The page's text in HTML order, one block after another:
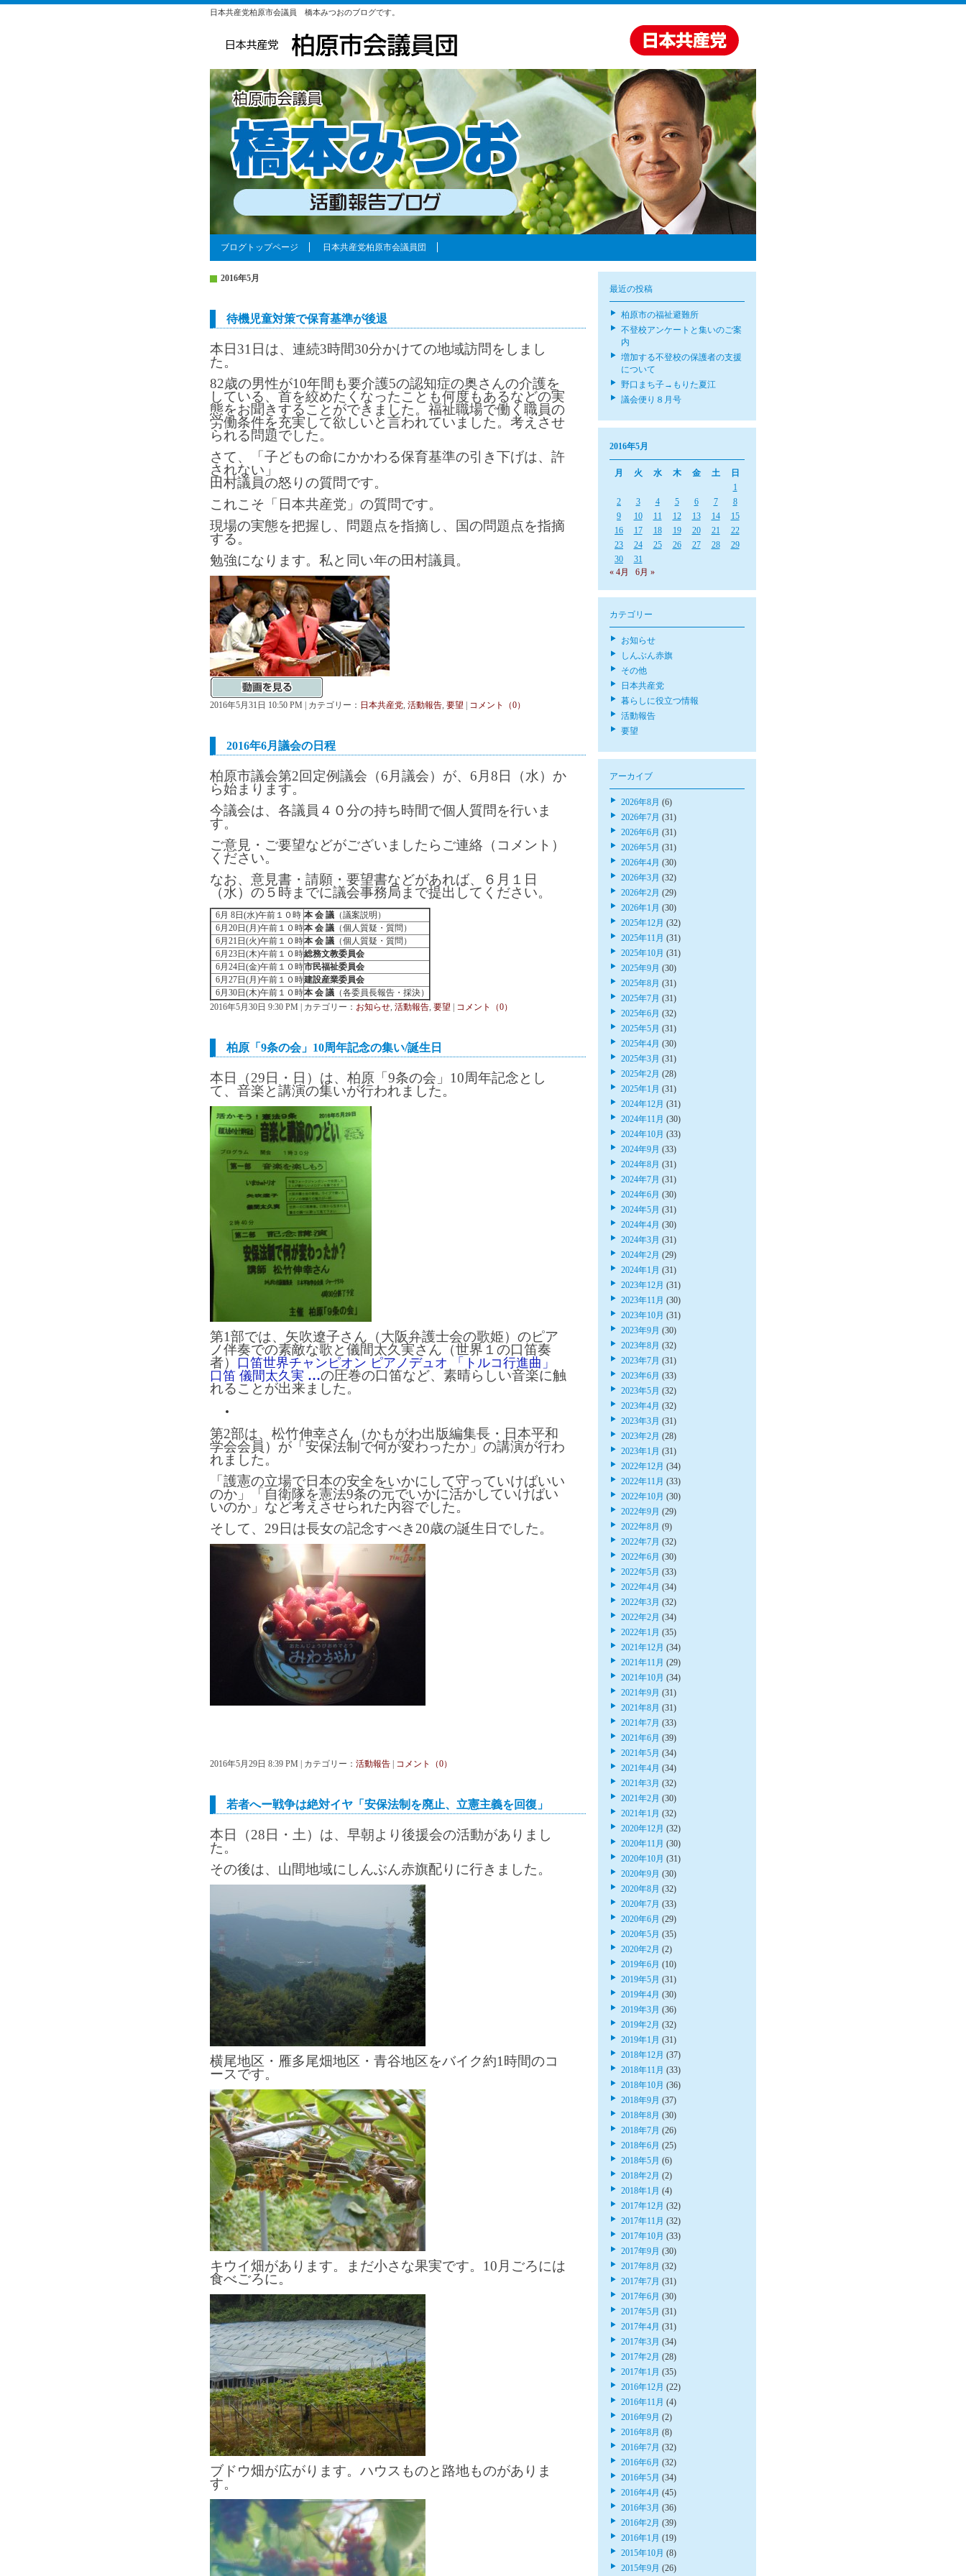
日本共産党柏原市会議員 橋本みつおのブログです。
ブログトップページ 日本共産党柏原市会議員団
2016年5月
待機児童対策で保育基準が後退
本日31日は、連続3時間30分かけての地域訪問をしまし
た。
82歳の男性が10年間も要介護5の認知症の奥さんの介護を
している、首を絞めたくなったことも何度もあるなどの実
態をお聞きすることができました。福祉職場で働く職員の
労働条件を充実して欲しいと言われていました。考えさせ
られる問題でした。
さて、「子どもの命にかかわる保育基準の引き下げは、許
されない」
田村議員の怒りの質問です。
これこそ「日本共産党」の質問です。
現場の実態を把握し、問題点を指摘し、国の問題点を指摘
する。
勉強になります。私と同い年の田村議員。
2016年5月31日 10:50 PM | カテゴリー： 日本共産党, 活動報告, 要望 コメント（0）
2016年6月議会の日程
柏原市議会第2回定例議会（6月議会）が、6月8日（水）か
ら始まります。
今議会は、各議員４０分の持ち時間で個人質問を行いま
す。
ご意見・ご要望などがございましたらご連絡（コメント）
ください。
なお、意見書・請願・要望書などがあれば、６月１日
（水）の５時までに議会事務局まで提出してください。
6月 8日(水)午前１０時 本 会 議 （議案説明）
6月20日(月)午前１０時本 会 議 （個人質疑・質問）
6月21日(火)午前１０時本 会 議 （個人質疑・質問）
6月23日(木)午前１０時総務文教委員会
6月24日(金)午前１０時市民福祉委員会
6月27日(月)午前１０時建設産業委員会
6月30日(木)午前１０時本 会 議 （各委員長報告・採決）
2016年5月30日 9:30 PM | カテゴリー： お知らせ, 活動報告, 要望 コメント（0）
柏原「9条の会」10周年記念の集い/誕生日
本日（29日・日）は、柏原「9条の会」10周年記念とし
て、音楽と講演の集いが行われました。
第1部では、矢吹遼子さん（大阪弁護士会の歌姫）のピア
ノ伴奏での素敵な歌と儀間太久実さん（世界１の口笛奏
者）
口笛世界チャンピオン ピアノデュオ 「トルコ行進曲」
口笛 儀間太久実 …の圧巻の口笛など、素晴らしい音楽に触
れることが出来ました。
第2部は、松竹伸幸さん（かもがわ出版編集長・日本平和
学会会員）が「安保法制で何が変わったか」の講演が行わ
れました。
「護憲の立場で日本の安全をいかにして守っていけばいい
のか」「自衛隊を憲法9条の元でいかに活かしていけばい
いのか」など考えさせられた内容でした。
そして、29日は長女の記念すべき20歳の誕生日でした。
2016年5月29日 8:39 PM | カテゴリー： 活動報告 コメント（0）
若者へー戦争は絶対イヤ「安保法制を廃止、立憲主義を回復」
本日（28日・土）は、早朝より後援会の活動がありまし
た。
その後は、山間地域にしんぶん赤旗配りに行きました。
横尾地区・雁多尾畑地区・青谷地区をバイク約1時間のコ
ースです。
キウイ畑があります。まだ小さな果実です。10月ごろには
食べごろに。
ブドウ畑が広がります。ハウスものと路地ものがありま
す。
最近の投稿
柏原市の福祉避難所
不登校アンケートと集いのご案
内
増加する不登校の保護者の支援
について
野口まち子→もりた夏江
議会便り８月号
2016年5月
月 火 水 木 金 土
日
1
2
3 4 5 6 7
8
9
10 11 12 13 14
15
16
17 18 19 20 21
22
23
24 25 26 27 28
29
30
31
« 4月
6月 »
カテゴリー
お知らせ
しんぶん赤旗
その他
日本共産党
暮らしに役立つ情報
活動報告
要望
アーカイブ
2026年8月 (6)
2026年7月 (31)
2026年6月 (31)
2026年5月 (31)
2026年4月 (30)
2026年3月 (32)
2026年2月 (29)
2026年1月 (30)
2025年12月 (32)
2025年11月 (31)
2025年10月 (31)
2025年9月 (30)
2025年8月 (31)
2025年7月 (31)
2025年6月 (32)
2025年5月 (31)
2025年4月 (30)
2025年3月 (31)
2025年2月 (28)
2025年1月 (31)
2024年12月 (31)
2024年11月 (30)
2024年10月 (33)
2024年9月 (33)
2024年8月 (31)
2024年7月 (31)
2024年6月 (30)
2024年5月 (31)
2024年4月 (30)
2024年3月 (31)
2024年2月 (29)
2024年1月 (31)
2023年12月 (31)
2023年11月 (30)
2023年10月 (31)
2023年9月 (30)
2023年8月 (32)
2023年7月 (31)
2023年6月 (33)
2023年5月 (32)
2023年4月 (32)
2023年3月 (31)
2023年2月 (28)
2023年1月 (31)
2022年12月 (34)
2022年11月 (33)
2022年10月 (30)
2022年9月 (29)
2022年8月 (9)
2022年7月 (32)
2022年6月 (30)
2022年5月 (33)
2022年4月 (34)
2022年3月 (32)
2022年2月 (34)
2022年1月 (35)
2021年12月 (34)
2021年11月 (29)
2021年10月 (34)
2021年9月 (31)
2021年8月 (31)
2021年7月 (33)
2021年6月 (39)
2021年5月 (34)
2021年4月 (34)
2021年3月 (32)
2021年2月 (30)
2021年1月 (32)
2020年12月 (32)
2020年11月 (30)
2020年10月 (31)
2020年9月 (30)
2020年8月 (32)
2020年7月 (33)
2020年6月 (29)
2020年5月 (35)
2020年2月 (2)
2019年6月 (10)
2019年5月 (31)
2019年4月 (30)
2019年3月 (36)
2019年2月 (32)
2019年1月 (31)
2018年12月 (37)
2018年11月 (33)
2018年10月 (36)
2018年9月 (37)
2018年8月 (30)
2018年7月 (26)
2018年6月 (25)
2018年5月 (6)
2018年2月 (2)
2018年1月 (4)
2017年12月 (32)
2017年11月 (32)
2017年10月 (33)
2017年9月 (30)
2017年8月 (32)
2017年7月 (31)
2017年6月 (30)
2017年5月 (31)
2017年4月 (31)
2017年3月 (34)
2017年2月 (28)
2017年1月 (35)
2016年12月 (22)
2016年11月 (4)
2016年9月 (2)
2016年8月 (8)
2016年7月 (32)
2016年6月 (32)
2016年5月 (34)
2016年4月 (45)
2016年3月 (36)
2016年2月 (39)
2016年1月 (19)
2015年10月 (8)
2015年9月 (26)